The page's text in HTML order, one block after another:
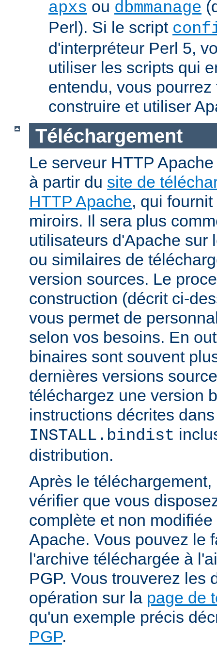
apxs ou dbmmanage
Perl). Si le script
d'interpréteur Perl 5,
utiliser les scripts qui
entendu, vous
construire et utiliser
Téléchargement
Le serveur HTTP
à partir du site de
HTTP Apache, qui
miroirs. Il sera plus
utilisateurs d'Apache sur
ou similaires de
version sources. Le
construction (décrit ci-
vous permet de
selon vos besoins. En
binaires sont souvent
dernières versions
téléchargez une version
instructions décrites
INSTALL.bindist
distribution.
Après le
vérifier que vous
complète et non
Apache. Vous pouvez le
l'archive téléchargée à
PGP. Vous trouverez les
opération sur la page de
qu'un exemple précis
PGP.